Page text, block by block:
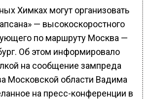
Химках могут организовать
— высокоскоростного
по маршруту Москва —
Об этом информировало
на сообщение зампреда
Московской области Вадима
на пресс-конференции в